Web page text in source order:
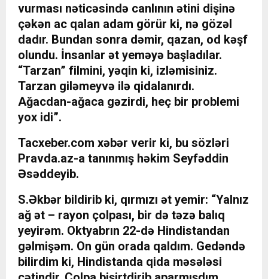
vurması nəticəsində canlının ətini dişinə
çəkən ac qalan adam görür ki, nə gözəl
dadır. Bundan sonra dəmir, qazan, od kəşf
olundu. İnsanlar ət yeməyə başladılar.
“Tarzan” filmini, yəqin ki, izləmisiniz.
Tarzan giləmeyvə ilə qidalanırdı.
Ağacdan-ağaca gəzirdi, heç bir problemi
yox idi”.
Tacxeber.com xəbər verir ki, bu sözləri
Pravda.az-a tanınmış həkim Seyfəddin
Əsəddeyib.
S.Əkbər bildirib ki, qırmızı ət yemir: “Yalnız
ağ ət – rayon çolpası, bir də təzə balıq
yeyirəm. Oktyabrın 22-də Hindistandan
gəlmişəm. On gün orada qaldım. Gedəndə
bilirdim ki, Hindistanda qida məsələsi